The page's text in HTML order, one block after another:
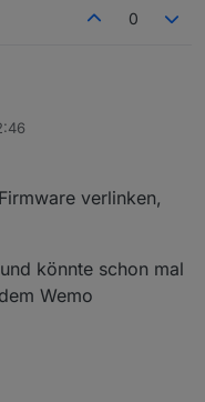
0
verlinken,
könnte schon mal
Wemo